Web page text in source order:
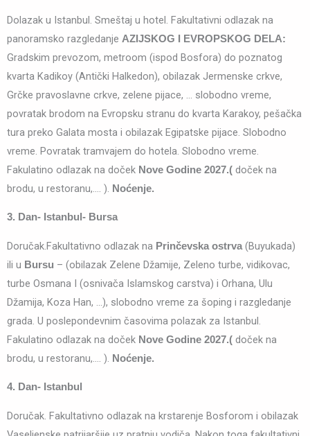
Dolazak u Istanbul. Smeštaj u hotel. Fakultativni odlazak na
panoramsko razgledanje AZIJSKOG I EVROPSKOG DELA:
Gradskim prevozom, metroom (ispod Bosfora) do poznatog
kvarta Kadikoy (Antički Halkedon), obilazak Jermenske crkve,
Grčke pravoslavne crkve, zelene pijace, … slobodno vreme,
povratak brodom na Evropsku stranu do kvarta Karakoy, pešačka
tura preko Galata mosta i obilazak Egipatske pijace. Slobodno
vreme. Povratak tramvajem do hotela. Slobodno vreme.
Fakulatino odlazak na doček Nove Godine 2027.( doček na
brodu, u restoranu,…. ). Noćenje.
3. Dan- Istanbul- Bursa
Doručak.Fakultativno odlazak na Prinčevska ostrva(Buyukada)
ili u Bursu – (obilazak Zelene Džamije, Zeleno turbe, vidikovac,
turbe Osmana I (osnivača Islamskog carstva) i Orhana, Ulu
Džamija, Koza Han, …), slobodno vreme za šoping i razgledanje
grada. U poslepondevnim časovima polazak za Istanbul.
Fakulatino odlazak na doček Nove Godine 2027.( doček na
brodu, u restoranu,…. ). Noćenje.
4. Dan- Istanbul
Doručak. Fakultativno odlazak na krstarenje Bosforom i obilazak